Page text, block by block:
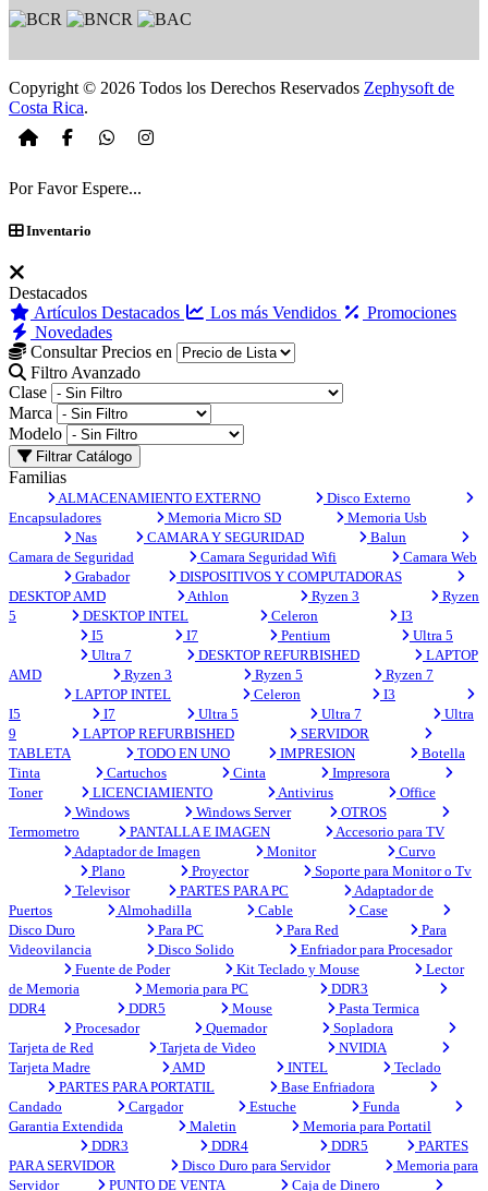
Copyright © 2026 Todos los Derechos Reservados Zephysoft de
Costa Rica.
Por Favor Espere...
Inventario
Destacados
Artículos Destacados
Los más Vendidos
Promociones
Novedades
Consultar Precios en
Filtro Avanzado
Clase
Marca
Modelo
Filtrar Catálogo
Familias
ALMACENAMIENTO EXTERNO
Disco Externo
Encapsuladores
Memoria Micro SD
Memoria Usb
Nas
CAMARA Y SEGURIDAD
Balun
Camara de Seguridad
Camara Seguridad Wifi
Camara Web
Grabador
DISPOSITIVOS Y COMPUTADORAS
DESKTOP AMD
Athlon Ryzen 3
Ryzen
5
DESKTOP INTEL Celeron
I3
I5
I7 Pentium
Ultra 5
Ultra 7
DESKTOP REFURBISHED
LAPTOP
AMD
Ryzen 3 Ryzen 5
Ryzen 7
LAPTOP INTEL
Celeron
I3
I5
I7 Ultra 5 Ultra 7
Ultra
9
LAPTOP REFURBISHED
SERVIDOR
TABLETA
TODO EN UNO IMPRESION
Botella
Tinta
Cartuchos Cinta
Impresora
Toner
LICENCIAMIENTO Antivirus
Office
Windows
Windows Server
OTROS
Termometro
PANTALLA E IMAGEN
Accesorio para TV
Adaptador de Imagen
Monitor
Curvo
Plano
Proyector
Soporte para Monitor o Tv
Televisor
PARTES PARA PC
Adaptador de
Puertos
Almohadilla Cable
Case
Disco Duro
Para PC Para Red
Para
Videovilancia
Disco Solido
Enfriador para Procesador
Fuente de Poder
Kit Teclado y Mouse
Lector
de Memoria
Memoria para PC
DDR3
DDR4
DDR5 Mouse
Pasta Termica
Procesador
Quemador
Sopladora
Tarjeta de Red
Tarjeta de Video
NVIDIA
Tarjeta Madre
AMD INTEL
Teclado
PARTES PARA PORTATIL
Base Enfriadora
Candado
Cargador Estuche
Funda
Garantia Extendida
Maletin
Memoria para Portatil
DDR3
DDR4 DDR5
PARTES
PARA SERVIDOR
Disco Duro para Servidor
Memoria para
Servidor
PUNTO DE VENTA Caja de Dinero